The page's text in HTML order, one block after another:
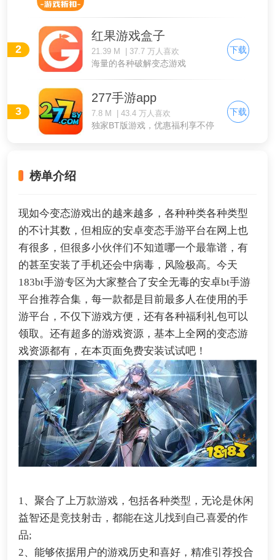
2
红果游戏盒子
21.39 M | 37.7 万人喜欢
海量的各种破解变态游戏
下载
3
277手游app
7.8 M | 43.4 万人喜欢
独家BT版游戏，优惠福利享不停
下载
榜单介绍
现如今变态游戏出的越来越多，各种种类各种类型
的不计其数，但相应的安卓变态手游平台在网上也
有很多，但很多小伙伴们不知道哪一个最靠谱，有
的甚至安装了手机还会中病毒，风险极高。今天
183bt手游专区为大家整合了安全无毒的安卓bt手游
平台推荐合集，每一款都是目前最多人在使用的手
游平台，不仅下游戏方便，还有各种福利礼包可以
领取。还有超多的游戏资源，基本上全网的变态游
戏资源都有，在本页面免费安装试试吧！
1、聚合了上万款游戏，包括各种类型，无论是休闲
益智还是竞技射击，都能在这儿找到自己喜爱的作
品;
2、能够依据用户的游戏历史和喜好，精准引荐投合